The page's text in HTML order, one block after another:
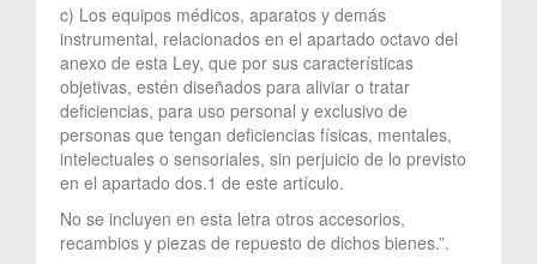
c) Los equipos médicos, aparatos y demás
instrumental, relacionados en el apartado octavo del
anexo de esta Ley, que por sus características
objetivas, estén diseñados para aliviar o tratar
deficiencias, para uso personal y exclusivo de
personas que tengan deficiencias físicas, mentales,
intelectuales o sensoriales, sin perjuicio de lo previsto
en el apartado dos.1 de este artículo.
No se incluyen en esta letra otros accesorios,
recambios y piezas de repuesto de dichos bienes.”.